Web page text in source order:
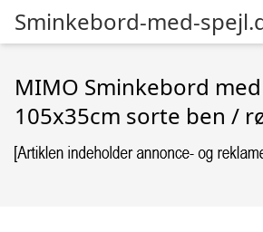
Sminkebord-med-
MIMO Sminkebord
105x35cm sorte ben /